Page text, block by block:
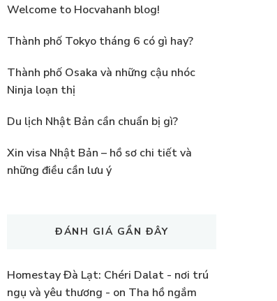
Welcome to Hocvahanh blog!
Thành phố Tokyo tháng 6 có gì hay?
Thành phố Osaka và những cậu nhóc
Ninja loạn thị
Du lịch Nhật Bản cần chuẩn bị gì?
Xin visa Nhật Bản – hồ sơ chi tiết và
những điều cần lưu ý
ĐÁNH GIÁ GẦN ĐÂY
Homestay Đà Lạt: Chéri Dalat - nơi trú
ngụ và yêu thương - on Tha hồ ngắm